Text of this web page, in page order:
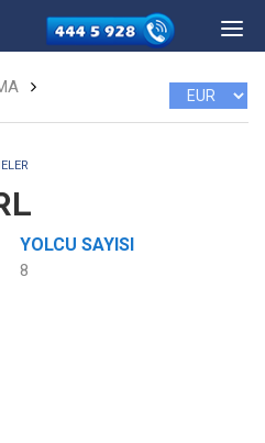
YOLCU SAYISI
8